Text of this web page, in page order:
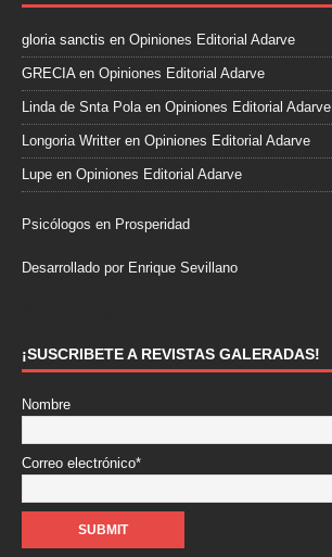
gloria sanctis en Opiniones Editorial Adarve
GRECIAen Opiniones Editorial Adarve
Linda de Snta Polaen Opiniones Editorial Adarve
Longoria Writter en Opiniones Editorial Adarve
Lupe en Opiniones Editorial Adarve
Psicólogos en Prosperidad
Desarrollado por Enrique Sevillano
¡SUSCRIBETE A REVISTAS GALERADAS!
Nombre
Correo electrónico*